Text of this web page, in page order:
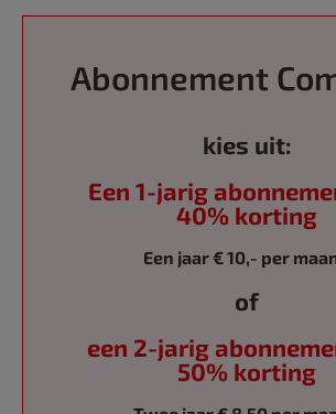
Abonnement
kies uit:
Een 1-jarig
40% korting
Een jaar € 10,- per
of
een 2-jarig
50% korting